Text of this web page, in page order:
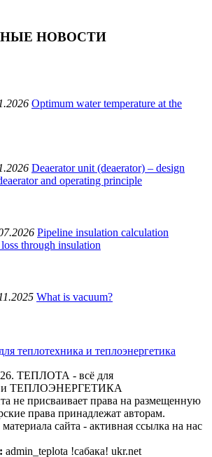
НОВОСТИ
Optimum water temperature at the
Deaerator unit (deaerator) – design
and operating principle
Pipeline insulation calculation
through insulation
What is vacuum?
теплотехника и теплоэнергетика
ТЕПЛОТА - всё для
ТЕПЛОЭНЕРГЕТИКА
не присваивает права на размещенную
права принадлежат авторам.
сайта - активная ссылка на нас
admin_teplota !сабака! ukr.net